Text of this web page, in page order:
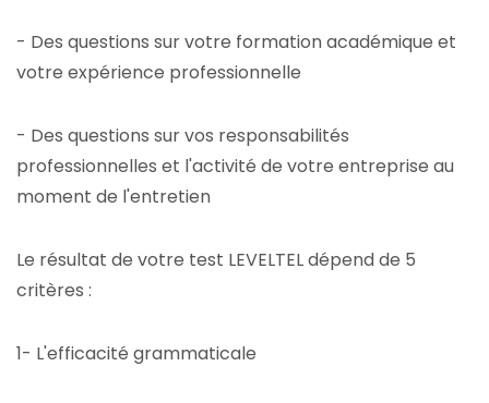
- Des questions sur votre formation académique et
votre expérience professionnelle
- Des questions sur vos responsabilités
professionnelles et l'activité de votre entreprise au
moment de l'entretien
Le résultat de votre test LEVELTEL dépend de 5
critères :
1- L'efficacité grammaticale